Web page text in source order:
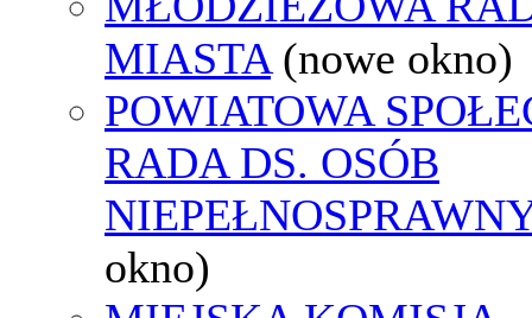
MIASTA (nowe okno)
POWIATOWA
RADA DS. OSÓB
okno)